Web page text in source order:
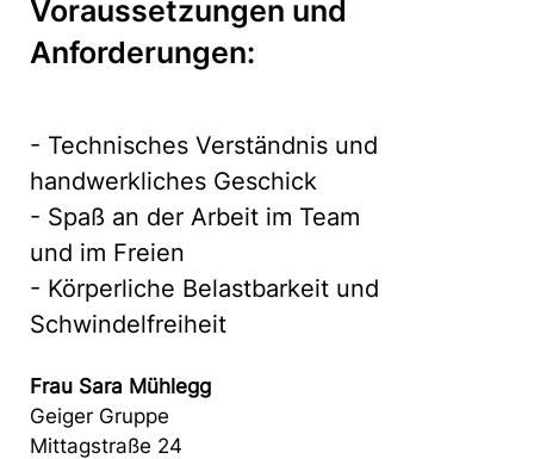
Voraussetzungen und
Anforderungen:
- Technisches Verständnis und
handwerkliches Geschick
- Spaß an der Arbeit im Team
und im Freien
- Körperliche Belastbarkeit und
Schwindelfreiheit
Frau Sara Mühlegg
Geiger Gruppe
Mittagstraße 24